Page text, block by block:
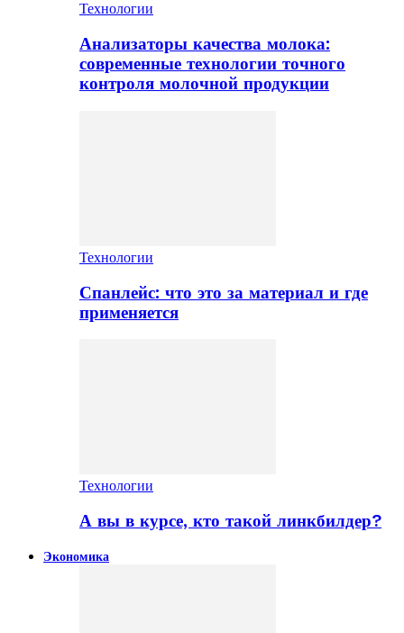
Технологии
Анализаторы качества молока:
современные технологии точного
контроля молочной продукции
Технологии
Спанлейс: что это за материал и где
применяется
Технологии
А вы в курсе, кто такой линкбилдер?
Экономика